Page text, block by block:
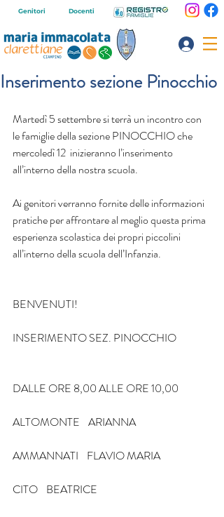
Genitori Docenti
Inserimento sezione Pinocchio
Martedì 5 settembre si terrà un incontro con
le famiglie della sezione PINOCCHIO che
mercoledì 12  inizieranno l’inserimento
all’interno della nostra scuola.
Ai genitori verranno fornite delle informazioni
pratiche per affrontare al meglio questa prima
esperienza scolastica dei propri piccolini
all’interno della scuola dell’Infanzia.
BENVENUTI!
INSERIMENTO SEZ. PINOCCHIO
DALLE ORE 8,00 ALLE ORE 10,00
ALTOMONTE    ARIANNA
AMMANNATI    FLAVIO MARIA
CITO    BEATRICE